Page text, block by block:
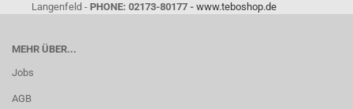
Langenfeld - PHONE: 02173-80177 - www.teboshop.de
MEHR ÜBER...
Jobs
AGB